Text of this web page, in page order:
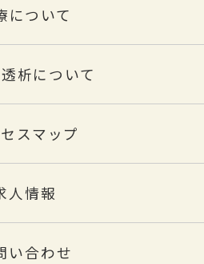
について
析について
スマップ
人情報
い合わせ